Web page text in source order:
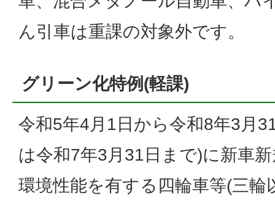
ん引車は重課の対象外です。
グリーン化特例(軽課)
令和5年4月1日から令和8年3月
は令和7年3月31日まで)に新車
環境性能を有する四輪車等(三輪